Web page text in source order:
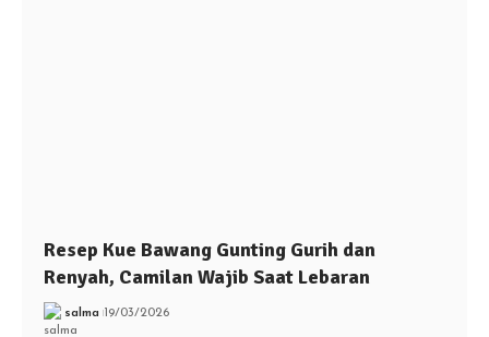
Resep Kue Bawang Gunting Gurih dan
Renyah, Camilan Wajib Saat Lebaran
salma 19/03/2026